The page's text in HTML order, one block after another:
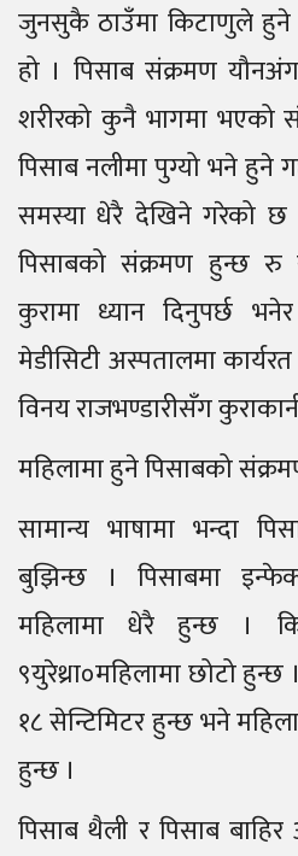
जुनसुकै ठाउँमा किटाणुले
हो । पिसाब संक्रमण
शरीरको कुनै भागमा भएको
पिसाब नलीमा पुग्यो भने हुने
समस्या धेरै देखिने गरेको छ
पिसाबको संक्रमण हुन्छ
कुरामा ध्यान दिनुपर्छ
मेडीसिटी अस्पतालमा कार्यरत
विनय राजभण्डारीसँग
महिलामा हुने पिसाबको
सामान्य भाषामा भन्दा
बुझिन्छ । पिसाबमा
महिलामा धेरै हुन्छ ।
९युरेथ्रा०महिलामा छोटो
१८ सेन्टिमिटर हुन्छ भने
हुन्छ ।
पिसाब थैली र पिसाब